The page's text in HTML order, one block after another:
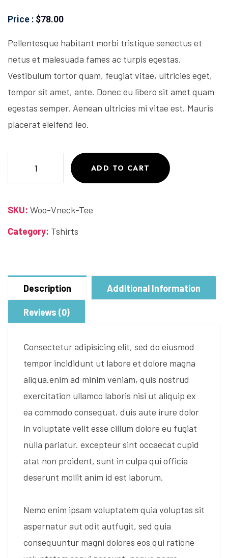
Price : $78.00
Pellentesque habitant morbi tristique senectus et
netus et malesuada fames ac turpis egestas.
Vestibulum tortor quam, feugiat vitae, ultricies eget,
tempor sit amet, ante. Donec eu libero sit amet quam
egestas semper. Aenean ultricies mi vitae est. Mauris
placerat eleifend leo.
ADD TO CART
SKU: Woo-Vneck-Tee
Category: Tshirts
Description Additional Information
Reviews (0)
Consectetur adipisicing elit, sed do eiusmod
tempor incididunt ut labore et dolore magna
aliqua.enim ad minim veniam, quis nostrud
exercitation ullamco laboris nisi ut aliquip ex
ea commodo consequat. duis aute irure dolor
in voluptate velit esse cillum dolore eu fugiat
nulla pariatur. excepteur sint occaecat cupid
atat non proident, sunt in culpa qui officia
deserunt mollit anim id est laborum.
Nemo enim ipsam voluptatem quia voluptas sit
aspernatur aut odit autfugit, sed quia
consequuntur magni dolores eos qui ratione